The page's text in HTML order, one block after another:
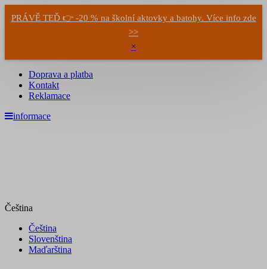
PRÁVĚ TEĎ 👉 -20 % na školní aktovky a batohy. Více info zde
>>
×
Doprava a platba
Kontakt
Reklamace
informace
Čeština
Čeština
Slovenština
Maďarština